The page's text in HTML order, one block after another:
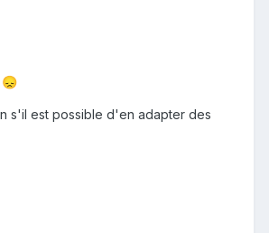
😞
s'il est possible d'en adapter des